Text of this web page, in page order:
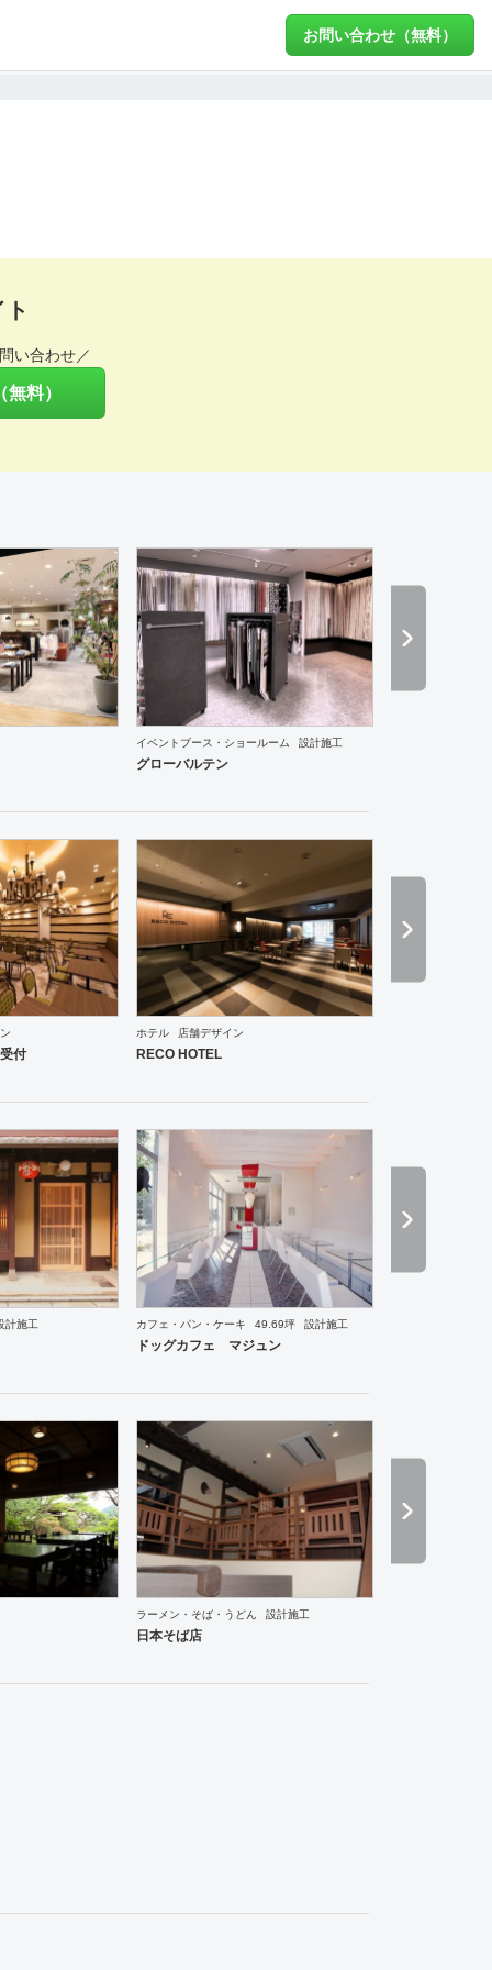
お問い合わせ（無料）
い合わせ／
料）
医院・クリニック スポーツ・ジム
イベントブース・ショールーム 設計施工
グローバルテン
付
ホテル 店舗デザイン
RECO HOTEL
和食・寿司 その他 美容院
計施工 カフェ・パン・ケーキ 49.69坪 設計施工
ドッグカフェ マジュン
ラーメン・そば・うどん 設計施工
日本そば店